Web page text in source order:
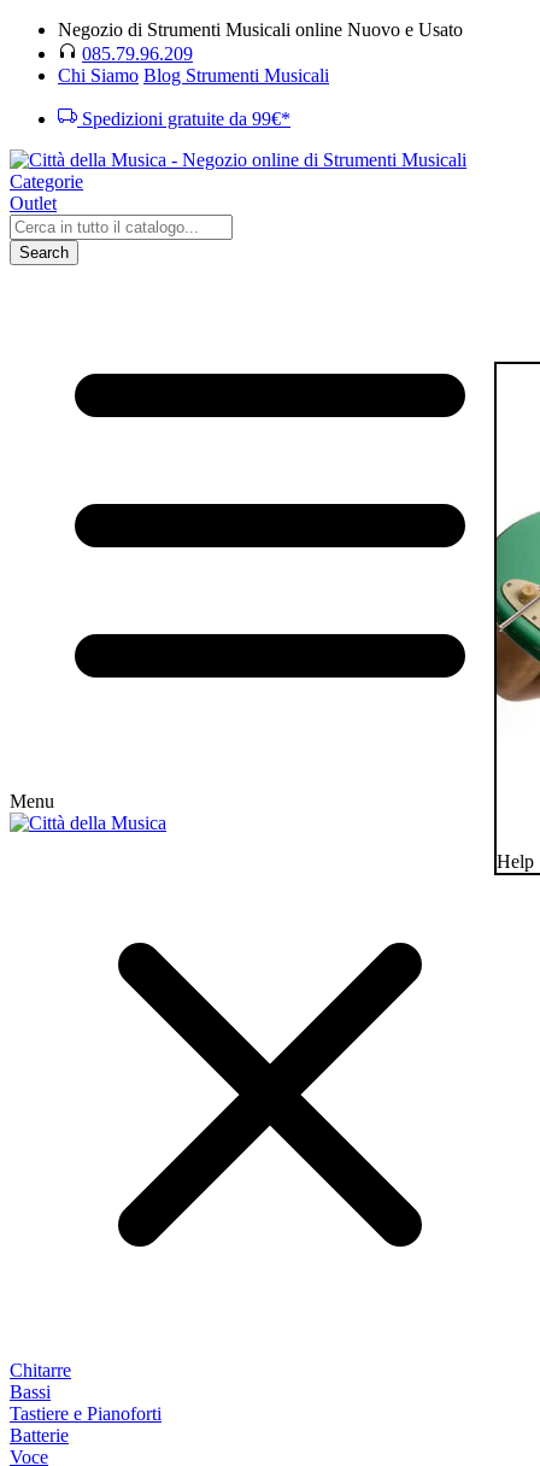
Negozio di Strumenti Musicali online Nuovo e Usato
085.79.96.209
Chi Siamo Blog Strumenti Musicali
Spedizioni gratuite da 99€*
Categorie
Outlet
Search
Menu
Chitarre
Bassi
Tastiere e Pianoforti
Batterie
Voce
Help